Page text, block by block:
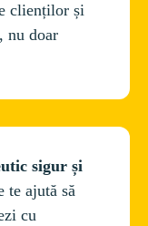
clienților și
nu doar
sigur și
te ajută să
cu